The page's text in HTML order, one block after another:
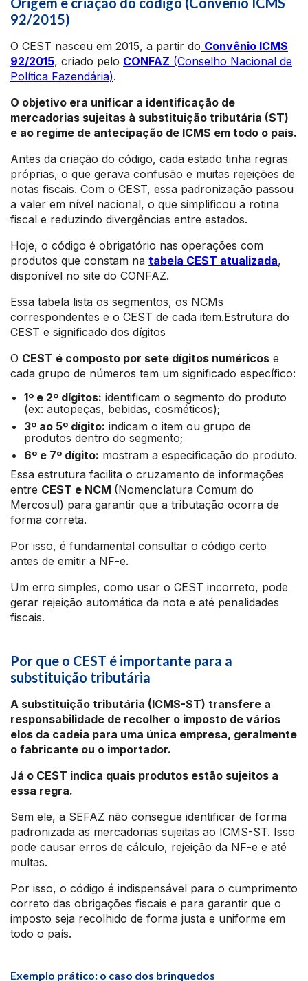
92/2015)
O CEST nasceu em 2015, a partir do Convênio ICMS
92/2015, criado pelo CONFAZ (Conselho Nacional de
Política Fazendária).
O objetivo era unificar a identificação de
mercadorias sujeitas à substituição tributária (ST)
e ao regime de antecipação de ICMS em todo o país.
Antes da criação do código, cada estado tinha regras
próprias, o que gerava confusão e muitas rejeições de
notas fiscais. Com o CEST, essa padronização passou
a valer em nível nacional, o que simplificou a rotina
fiscal e reduzindo divergências entre estados.
Hoje, o código é obrigatório nas operações com
produtos que constam na tabela CEST atualizada,
disponível no site do CONFAZ.
Essa tabela lista os segmentos, os NCMs
correspondentes e o CEST de cada item.Estrutura do
CEST e significado dos dígitos
O CEST é composto por sete dígitos numéricos e
cada grupo de números tem um significado específico:
1º e 2º dígitos: identificam o segmento do produto
(ex: autopeças, bebidas, cosméticos);
3º ao 5º dígito: indicam o item ou grupo de
produtos dentro do segmento;
6º e 7º dígito: mostram a especificação do produto.
Essa estrutura facilita o cruzamento de informações
entre CEST e NCM (Nomenclatura Comum do
Mercosul) para garantir que a tributação ocorra de
forma correta.
Por isso, é fundamental consultar o código certo
antes de emitir a NF-e.
Um erro simples, como usar o CEST incorreto, pode
gerar rejeição automática da nota e até penalidades
fiscais.
Por que o CEST é importante para a
substituição tributária
A substituição tributária (ICMS-ST) transfere a
responsabilidade de recolher o imposto de vários
elos da cadeia para uma única empresa, geralmente
o fabricante ou o importador.
Já o CEST indica quais produtos estão sujeitos a
essa regra.
Sem ele, a SEFAZ não consegue identificar de forma
padronizada as mercadorias sujeitas ao ICMS-ST. Isso
pode causar erros de cálculo, rejeição da NF-e e até
multas.
Por isso, o código é indispensável para o cumprimento
correto das obrigações fiscais e para garantir que o
imposto seja recolhido de forma justa e uniforme em
todo o país.
Exemplo prático: o caso dos brinquedos